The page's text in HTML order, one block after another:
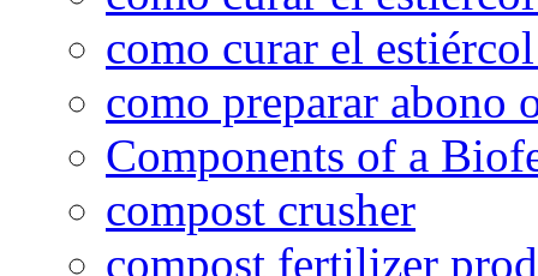
como curar el
como preparar abono
Components of a
compost crusher
compost fertilizer